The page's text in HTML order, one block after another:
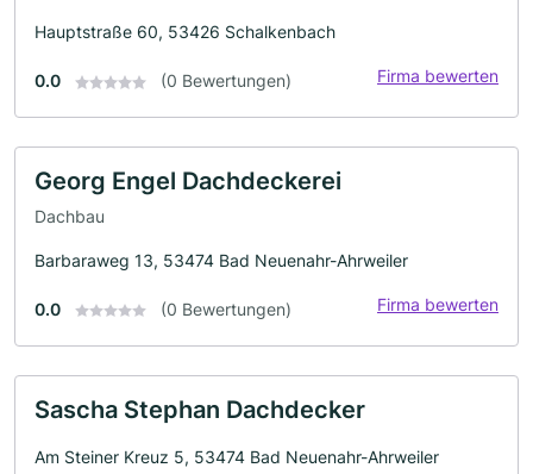
Hauptstraße 60, 53426 Schalkenbach
0.0 (0 Bewertungen) Firma bewerten
Georg Engel Dachdeckerei
Dachbau
Barbaraweg 13, 53474 Bad Neuenahr-Ahrweiler
0.0 (0 Bewertungen) Firma bewerten
Sascha Stephan Dachdecker
Am Steiner Kreuz 5, 53474 Bad Neuenahr-Ahrweiler